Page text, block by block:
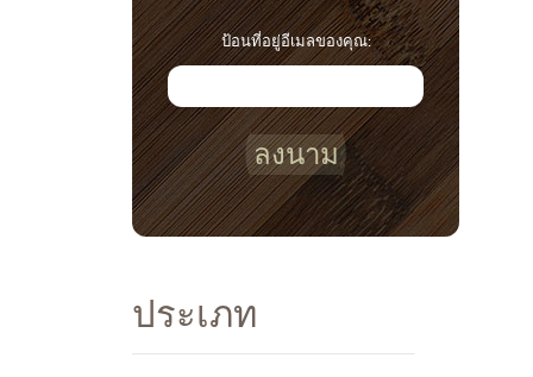
ป้อนที่อยู่อีเมลของคุณ:
ลงนาม
ประเภท